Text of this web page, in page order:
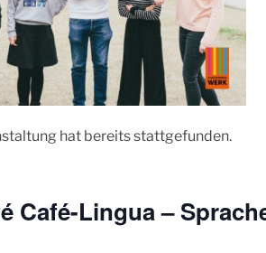
hat bereits stattgefunden.
Café-Lingua –